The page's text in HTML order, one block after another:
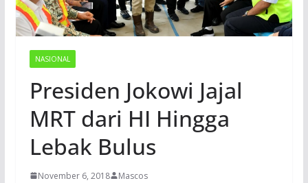
NASIONAL
Presiden Jokowi Jajal
MRT dari HI Hingga
Lebak Bulus
November 6, 2018 Mascos